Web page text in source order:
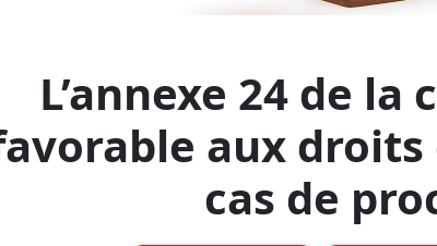
L’annexe 24 de
aux droits
cas de